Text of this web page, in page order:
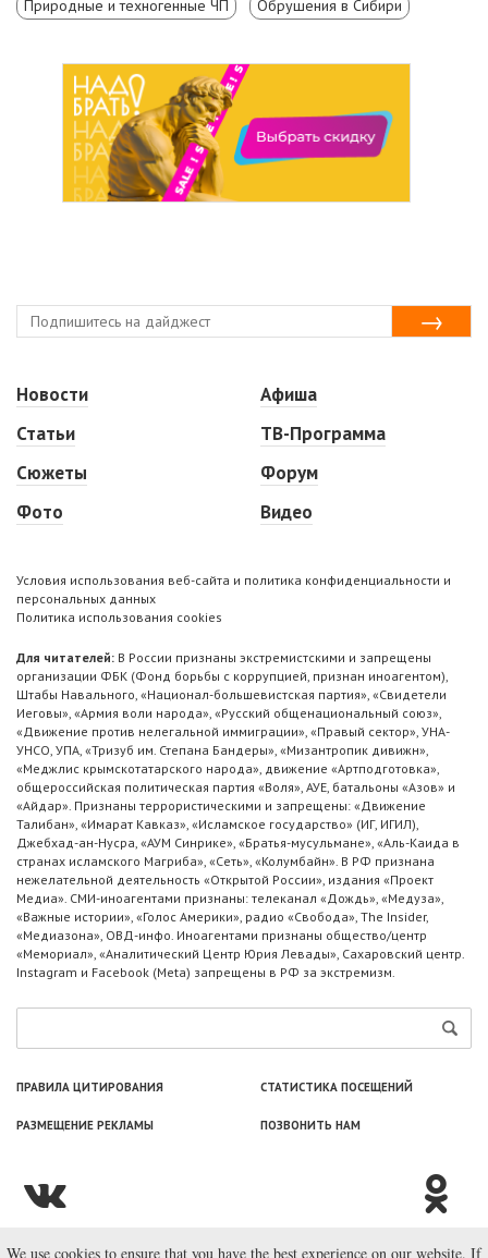
Природные и техногенные ЧП Обрушения в Сибири
Новости
Статьи
Сюжеты
Фото
Афиша
ТВ-Программа
Форум
Видео
Условия использования веб-сайта и политика конфиденциальности и
персональных данных
Политика использования cookies
Для читателей: В России признаны экстремистскими и запрещены
организации ФБК (Фонд борьбы с коррупцией, признан иноагентом),
Штабы Навального, «Национал-большевистская партия», «Свидетели
Иеговы», «Армия воли народа», «Русский общенациональный союз»,
«Движение против нелегальной иммиграции», «Правый сектор», УНА-
УНСО, УПА, «Тризуб им. Степана Бандеры», «Мизантропик дивижн»,
«Меджлис крымскотатарского народа», движение «Артподготовка»,
общероссийская политическая партия «Воля», АУЕ, батальоны «Азов» и
«Айдар». Признаны террористическими и запрещены: «Движение
Талибан», «Имарат Кавказ», «Исламское государство» (ИГ, ИГИЛ),
Джебхад-ан-Нусра, «АУМ Синрике», «Братья-мусульмане», «Аль-Каида в
странах исламского Магриба», «Сеть», «Колумбайн». В РФ признана
нежелательной деятельность «Открытой России», издания «Проект
Медиа». СМИ-иноагентами признаны: телеканал «Дождь», «Медуза»,
«Важные истории», «Голос Америки», радио «Свобода», The Insider,
«Медиазона», ОВД-инфо. Иноагентами признаны общество/центр
«Мемориал», «Аналитический Центр Юрия Левады», Сахаровский центр.
Instagram и Facebook (Metа) запрещены в РФ за экстремизм.
ПРАВИЛА ЦИТИРОВАНИЯ СТАТИСТИКА ПОСЕЩЕНИЙ
РАЗМЕЩЕНИЕ РЕКЛАМЫ ПОЗВОНИТЬ НАМ
© ООО «Лаборатория Новоcтей», 2003—2026.
We use cookies to ensure that you have the best experience on our website. If